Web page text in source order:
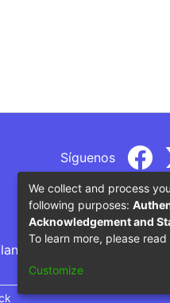
Síguenos
por parte del
We collect and process
following purposes:
Acknowledgement and
To learn more, please read
Customize